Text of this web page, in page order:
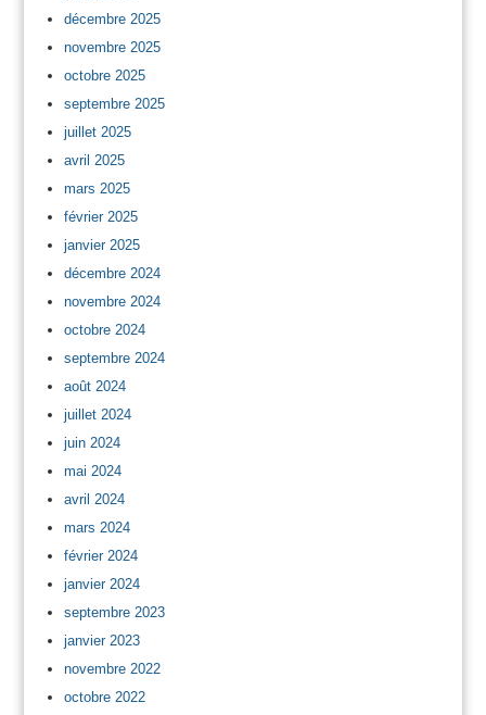
décembre 2025
novembre 2025
octobre 2025
septembre 2025
juillet 2025
avril 2025
mars 2025
février 2025
janvier 2025
décembre 2024
novembre 2024
octobre 2024
septembre 2024
août 2024
juillet 2024
juin 2024
mai 2024
avril 2024
mars 2024
février 2024
janvier 2024
septembre 2023
janvier 2023
novembre 2022
octobre 2022